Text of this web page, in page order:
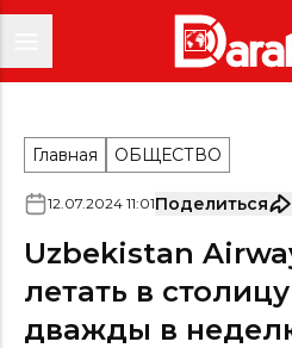
Главная ОБЩЕСТВО
12.07.2024 11:01Поделиться
Uzbekistan
летать в
дважды в